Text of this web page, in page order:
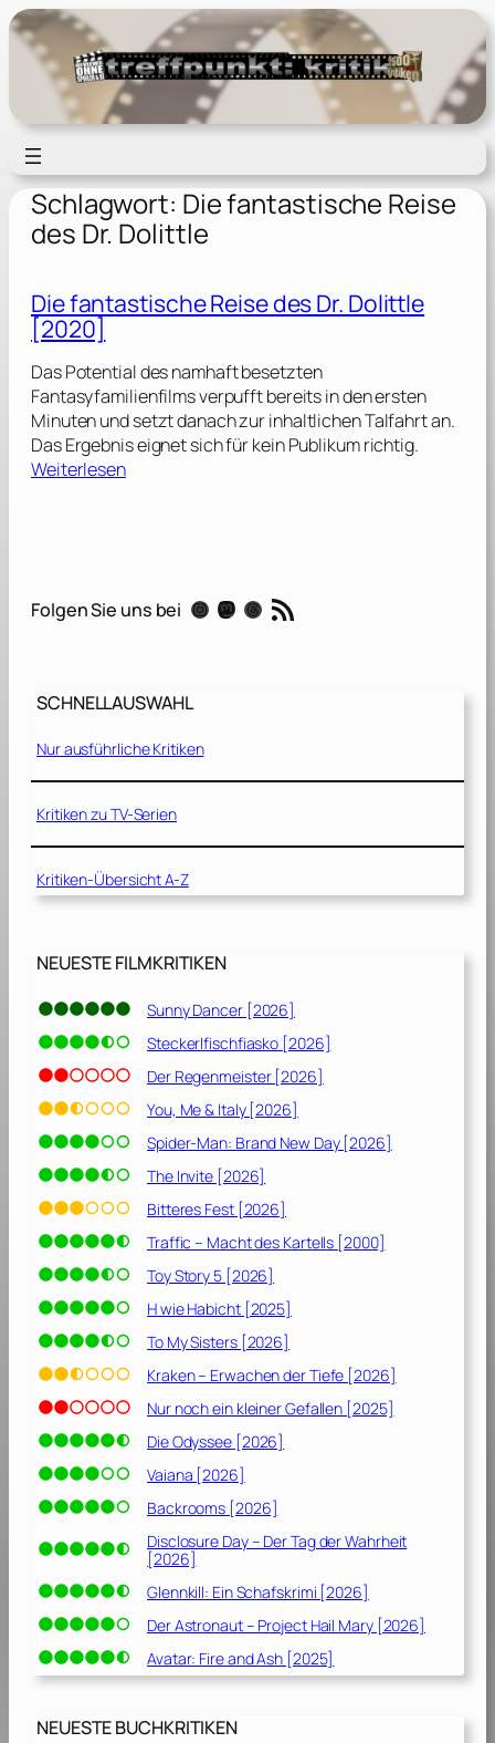
Zum
Inhalt
springen
Schlagwort: Die fantastische Reise
des Dr. Dolittle
Die fantastische Reise des Dr. Dolittle
[2020]
Das Potential des namhaft besetzten
Fantasyfamilienfilms verpufft bereits in den ersten
Minuten und setzt danach zur inhaltlichen Talfahrt an.
Das Ergebnis eignet sich für kein Publikum richtig.
Weiterlesen:
n
t
s
c
h
e
i
e
e
D
r
.
D
o
l
i
t
t
l
e
[
2
2
0
]
Folgen Sie uns bei Instagram Mastodon Threads RSS-Feed
SCHNELLAUSWAHL
Nur ausführliche Kritiken
Kritiken zu TV-Serien
Kritiken-Übersicht A-Z
NEUESTE FILMKRITIKEN
Sunny Dancer [2026]
Steckerlfischfiasko [2026]
Der Regenmeister [2026]
You, Me & Italy [2026]
Spider-Man: Brand New Day [2026]
The Invite [2026]
Bitteres Fest [2026]
Traffic – Macht des Kartells [2000]
Toy Story 5 [2026]
H wie Habicht [2025]
To My Sisters [2026]
Kraken – Erwachen der Tiefe [2026]
Nur noch ein kleiner Gefallen [2025]
Die Odyssee [2026]
Vaiana [2026]
Backrooms [2026]
Disclosure Day – Der Tag der Wahrheit
[2026]
Glennkill: Ein Schafskrimi [2026]
Der Astronaut – Project Hail Mary [2026]
Avatar: Fire and Ash [2025]
NEUESTE BUCHKRITIKEN